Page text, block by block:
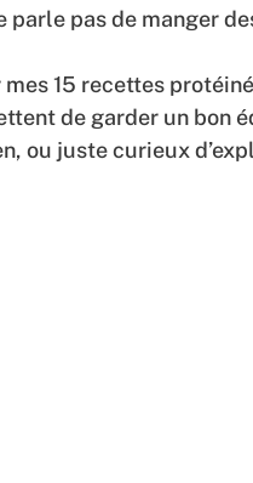
parle pas de manger
mes 15 recettes
de garder un bon
ou juste curieux